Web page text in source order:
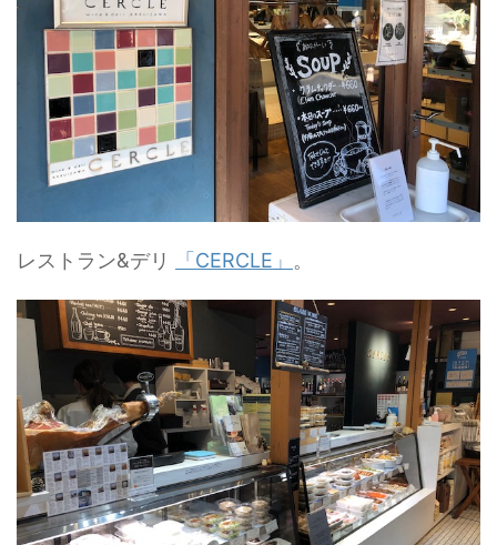
レストラン&デリ 「CERCLE」 。